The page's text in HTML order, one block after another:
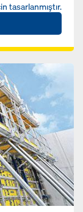
tasarlanmıştır.
proje...